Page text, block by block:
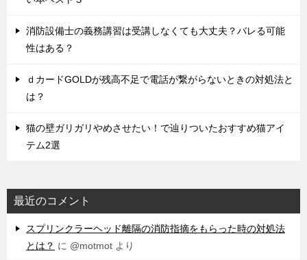
消防設備士の義務講習は受講しなくても大丈夫？バレる可能
性はある？
ｄカードGOLDが残高不足で電話が繋がらないときの対処法と
は？
猫の壁ガリガリやめさせたい！で辿りついたおすすめ猫アイ
テム2選
最近のコメント
スプリンクラーヘッド離隔の消防指摘をもらった時の対処法
とは？ に @motmot より